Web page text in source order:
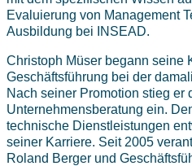
Evaluierung von Management
Ausbildung bei INSEAD.
Christoph Müser begann seine
Geschäftsführung bei der
Nach seiner Promotion stieg er
Unternehmensberatung ein.
technische Dienstleistungen
seiner Karriere. Seit 2005
Roland Berger und